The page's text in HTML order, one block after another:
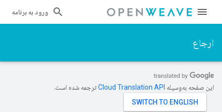
ورود به برنامه
ارجاع
این صفحه به‌وسیله ترجمه شده است.